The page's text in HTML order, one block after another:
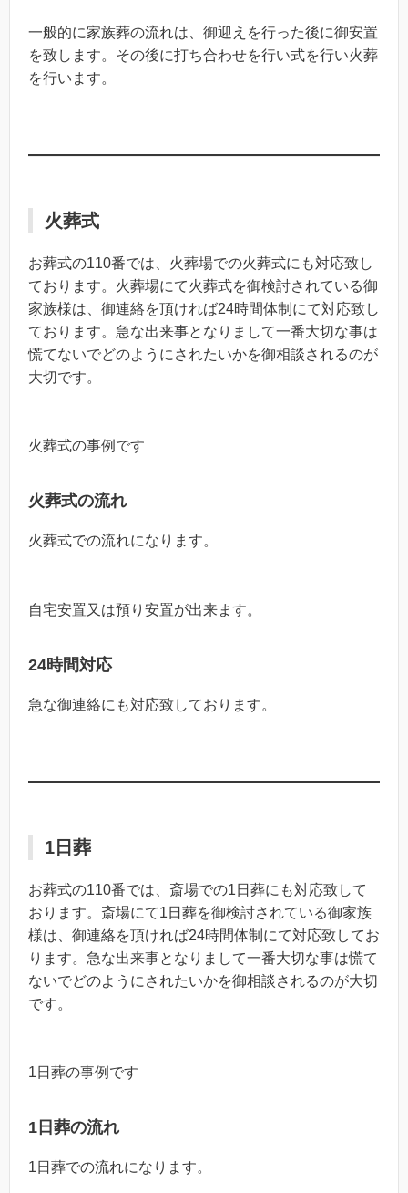
一般的に家族葬の流れは、御迎えを行った後に御安置
を致します。その後に打ち合わせを行い式を行い火葬
を行います。
火葬式
お葬式の110番では、火葬場での火葬式にも対応致し
ております。火葬場にて火葬式を御検討されている御
家族様は、御連絡を頂ければ24時間体制にて対応致し
ております。急な出来事となりまして一番大切な事は
慌てないでどのようにされたいかを御相談されるのが
大切です。
火葬式の事例です
火葬式の流れ
火葬式での流れになります。
自宅安置又は預り安置が出来ます。
24時間対応
急な御連絡にも対応致しております。
1日葬
お葬式の110番では、斎場での1日葬にも対応致して
おります。斎場にて1日葬を御検討されている御家族
様は、御連絡を頂ければ24時間体制にて対応致してお
ります。急な出来事となりまして一番大切な事は慌て
ないでどのようにされたいかを御相談されるのが大切
です。
1日葬の事例です
1日葬の流れ
1日葬での流れになります。